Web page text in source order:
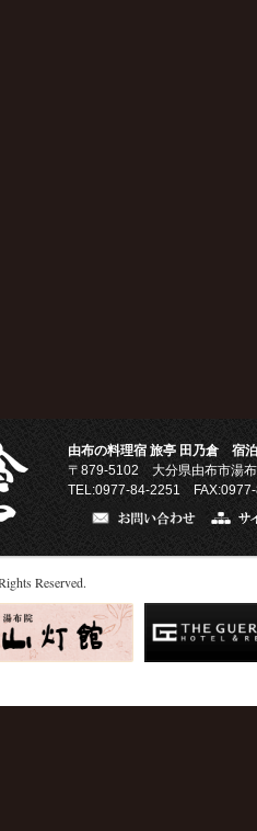
由布の料理宿 旅亭 田乃倉 宿
〒879-5102 大分県由布市湯
TEL:0977-84-2251
Reserved.